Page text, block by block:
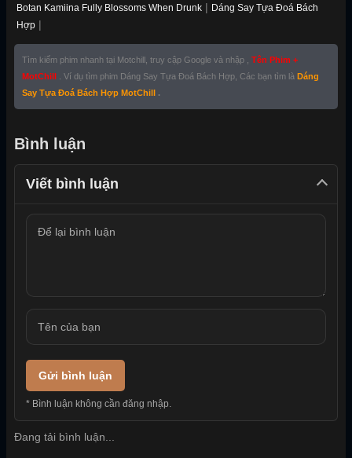
Botan Kamiina Fully Blossoms When Drunk | Dáng Say Tựa Đoá Bách
Hợp |
Tìm kiếm phim nhanh tại Motchill, truy cập Google và nhập , Tên Phim +
MotChill
. Ví dụ tìm phim Dáng Say Tựa Đoá Bách Hợp, Các bạn tìm là Dáng
Say Tựa Đoá Bách Hợp MotChill .
Bình luận
Viết bình luận
Gửi bình luận
* Bình luận không cần đăng nhập.
Đang tải bình luận...